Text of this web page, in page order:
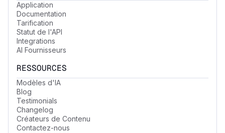
Application
Documentation
Tarification
Statut de l'API
Integrations
AI Fournisseurs
RESSOURCES
Modèles d'IA
Blog
Testimonials
Changelog
Créateurs de Contenu
Contactez-nous